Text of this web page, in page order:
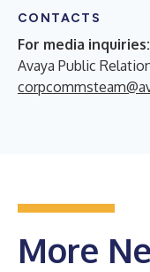
CONTACTS
For media inquiries:
Avaya Public
More